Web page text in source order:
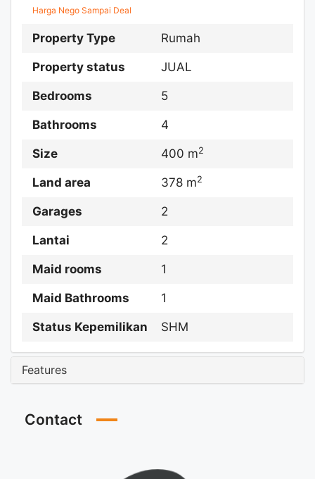
Harga Nego Sampai Deal
Property Type Rumah
Property status JUAL
Bedrooms 5
Bathrooms 4
Size 400 m2
Land area 378 m2
Garages 2
Lantai 2
Maid rooms 1
Maid Bathrooms 1
Status Kepemilikan SHM
Features
Contact